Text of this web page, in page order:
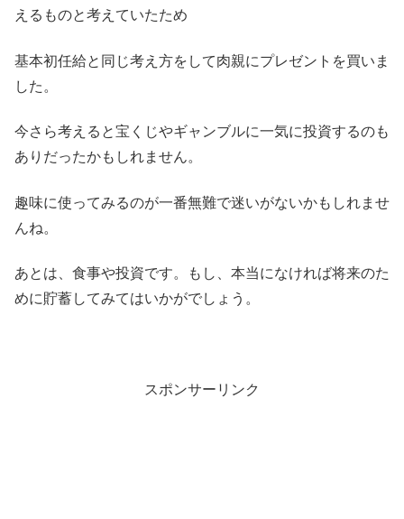
えるものと考えていたため
基本初任給と同じ考え方をして肉親にプレゼントを買いま
した。
今さら考えると宝くじやギャンブルに一気に投資するのも
ありだったかもしれません。
趣味に使ってみるのが一番無難で迷いがないかもしれませ
んね。
あとは、食事や投資です。もし、本当になければ将来のた
めに貯蓄してみてはいかがでしょう。
スポンサーリンク